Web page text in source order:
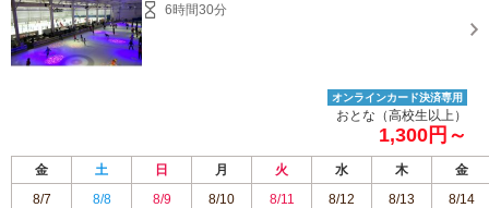
6時間30分
オンラインカード決済専用
おとな（高校生以上）
1,300円～
金 土 日 月 火 水 木
金
8/7
8/8 8/9 8/10 8/11 8/12 8/13 8/14